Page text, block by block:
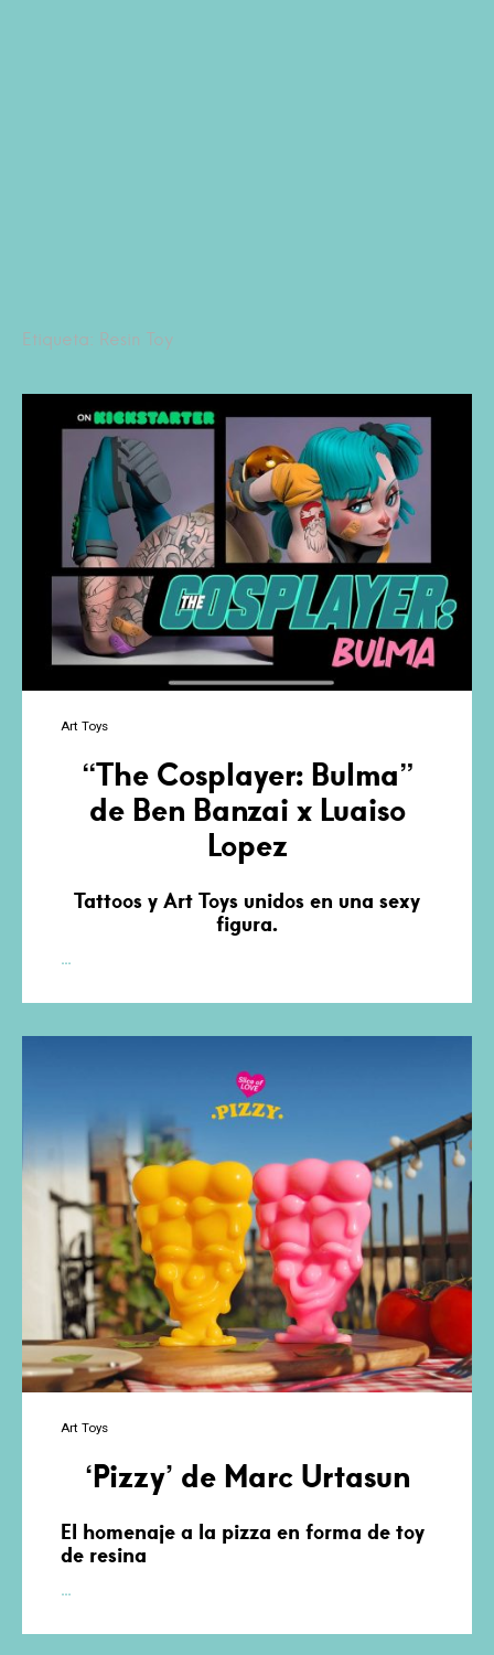
Etiqueta: Resin Toy
Art Toys
“The Cosplayer: Bulma”
de Ben Banzai x Luaiso
Lopez
Tattoos y Art Toys unidos en una sexy
figura.
…
Bulma”
de
Luaiso
Lopez
Art Toys
‘Pizzy’ de Marc Urtasun
El homenaje a la pizza en forma de toy
de resina
…
Marc